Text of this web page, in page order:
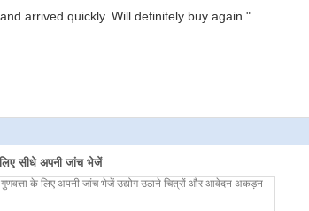
arrived quickly. Will definitely buy again."
सीधे अपनी जांच भेजें